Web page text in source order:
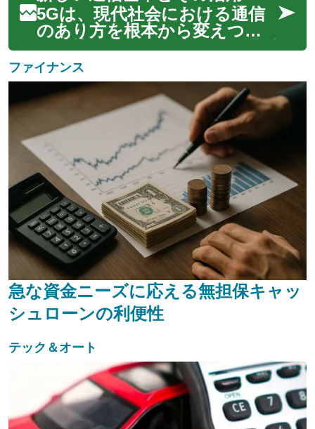
は、綿密な計画と準備が欠かせ
ません。会場選びから挙式のス
タイル、披露宴の演出、ハネム
ーンの手配ま...
5Gは、現代社会における通信
のあり方を根本から変えつつ
ある技術です。高速かつ低遅延
のこの新しい通信基準は、スマ
ートフォンの利用体験を向上さ
せるだけでなく、自動運転、遠
隔医療、スマートシティとい
った多様な分野でのイノベー
ションを加速させ...
ファイナンス
急な資金ニーズに応える無担保キャッ
シュローンの利便性
テック＆オート